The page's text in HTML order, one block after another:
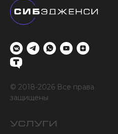
© 2018-2026 Все права
защищены
услуги